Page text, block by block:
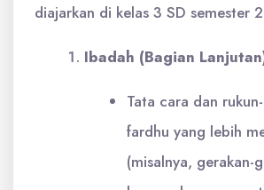
diajarkan di kelas 3 SD semester
Ibadah (Bagian
Tata cara dan
fardhu yang lebih
(misalnya, gerakan-